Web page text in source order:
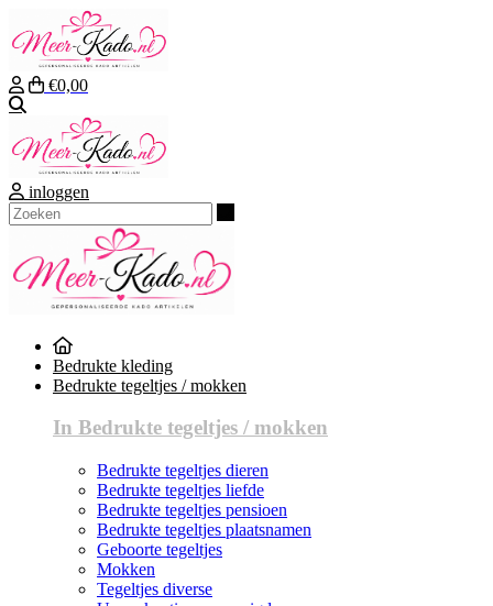
€0,00
inloggen
Bedrukte kleding
Bedrukte tegeltjes / mokken
In Bedrukte tegeltjes / mokken
Bedrukte tegeltjes dieren
Bedrukte tegeltjes liefde
Bedrukte tegeltjes pensioen
Bedrukte tegeltjes plaatsnamen
Geboorte tegeltjes
Mokken
Tegeltjes diverse